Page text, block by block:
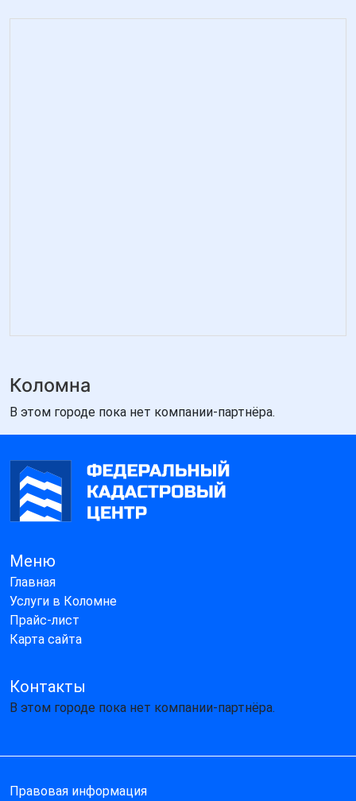
Коломна
В этом городе пока нет компании-партнёра.
Меню
Главная
Услуги в Коломне
Прайс-лист
Карта сайта
Контакты
В этом городе пока нет компании-партнёра.
Правовая информация